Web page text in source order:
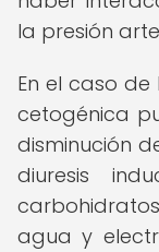
la presión
En el caso
cetogénica
disminución
diuresis
agua y